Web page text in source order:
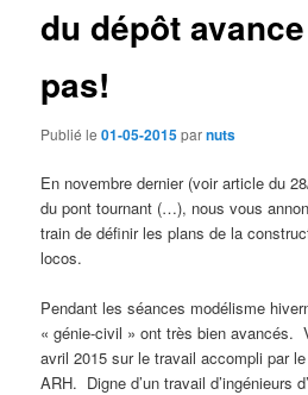
du dépôt
pas!
Publié le01-05-2015parnuts
En novembre dernier (voir article du
du pont tournant (…), nous vous
train de définir les plans de la
locos.
Pendant les séances modélisme
« génie-civil » ont très bien avancés.
avril 2015 sur le travail accompli par
ARH. Digne d’un travail d’ingénieurs